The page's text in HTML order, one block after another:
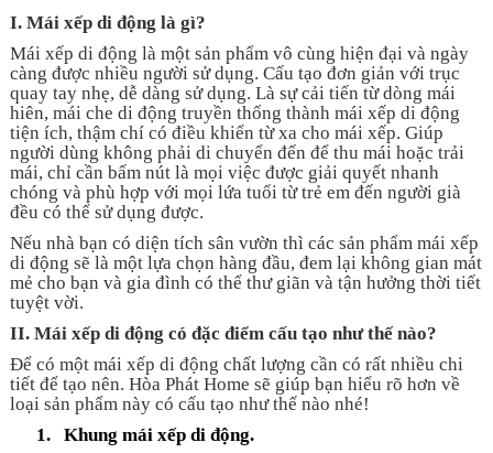
I. Mái xếp di động là gì?
Mái xếp di động là một sản phẩm vô cùng hiện đại và ngày
càng được nhiều người sử dụng. Cấu tạo đơn giản với trục
quay tay nhẹ, dễ dàng sử dụng. Là sự cải tiến từ dòng mái
hiên, mái che di động truyền thống thành mái xếp di động
tiện ích, thậm chí có điều khiển từ xa cho mái xếp. Giúp
người dùng không phải di chuyển đến để thu mái hoặc trải
mái, chỉ cần bấm nút là mọi việc được giải quyết nhanh
chóng và phù hợp với mọi lứa tuổi từ trẻ em đến người già
đều có thể sử dụng được.
Nếu nhà bạn có diện tích sân vườn thì các sản phẩm mái xếp
di động sẽ là một lựa chọn hàng đầu, đem lại không gian mát
mẻ cho bạn và gia đình có thể thư giãn và tận hưởng thời tiết
tuyệt vời.
II. Mái xếp di động có đặc điểm cấu tạo như thế nào?
Để có một mái xếp di động chất lượng cần có rất nhiều chi
tiết để tạo nên. Hòa Phát Home sẽ giúp bạn hiểu rõ hơn về
loại sản phẩm này có cấu tạo như thế nào nhé!
1.
Khung mái xếp di động.